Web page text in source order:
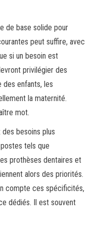
de base solide pour
peut suffire, avec
si un besoin est
privilégier des
des enfants, les
la maternité.
mot.
des besoins plus
tels que
prothèses dentaires et
alors des priorités.
compte ces spécificités,
dédiés. Il est souvent